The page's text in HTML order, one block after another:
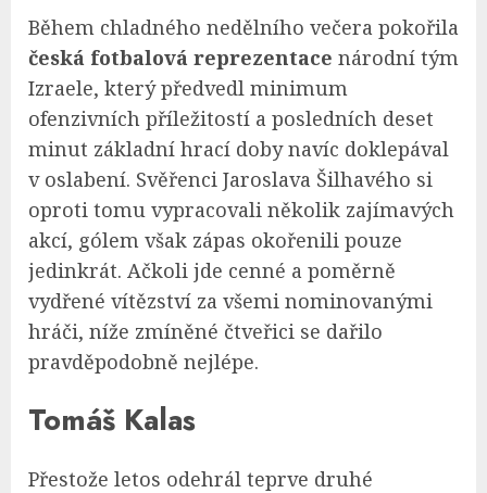
Během chladného nedělního večera pokořila
česká fotbalová reprezentace národní tým
Izraele, který předvedl minimum
ofenzivních příležitostí a posledních deset
minut základní hrací doby navíc doklepával
v oslabení. Svěřenci Jaroslava Šilhavého si
oproti tomu vypracovali několik zajímavých
akcí, gólem však zápas okořenili pouze
jedinkrát. Ačkoli jde cenné a poměrně
vydřené vítězství za všemi nominovanými
hráči, níže zmíněné čtveřici se dařilo
pravděpodobně nejlépe.
Tomáš Kalas
Přestože letos odehrál teprve druhé